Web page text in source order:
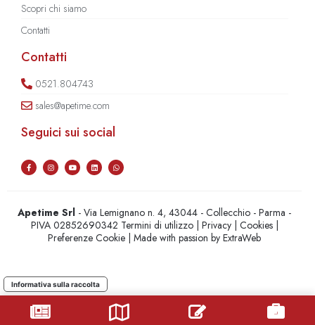
Scopri chi siamo
Contatti
Contatti
0521.804743
sales@apetime.com
Seguici sui social
Apetime Srl - Via Lemignano n. 4, 43044 - Collecchio - Parma -
PIVA 02852690342 Termini di utilizzo| Privacy| Cookies|
Preferenze Cookie | Made with passion byExtraWeb
Informativa sulla raccolta